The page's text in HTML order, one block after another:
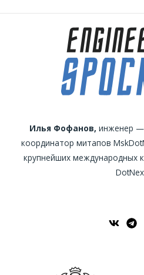
Илья Фофанов, инженер
координатор митапов
крупнейших международных